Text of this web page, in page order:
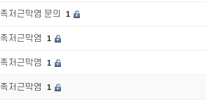
족저근막염 문의 1
족저근막염 1
족저근막염 1
족저근막염 1